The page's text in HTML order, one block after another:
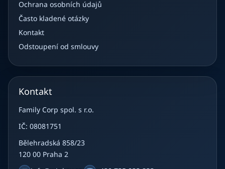
Ochrana osobních údajů
Často kladené otázky
Kontakt
Odstoupení od smlouvy
Kontakt
Family Corp spol. s r.o.
IČ: 08081751
Bělehradská 858/23
120 00 Praha 2